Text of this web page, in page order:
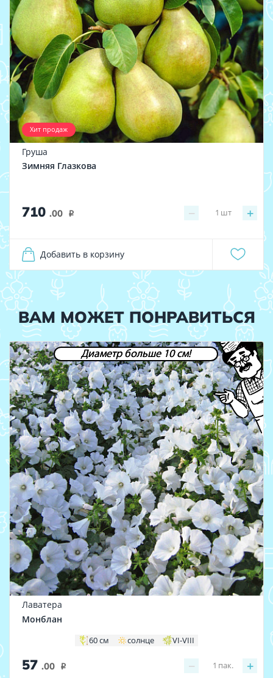
Хит продаж
Груша
Зимняя Глазкова
710 .00 i − +
1 шт
Добавить в корзину
ВАМ МОЖЕТ ПОНРАВИТЬСЯ
Диаметр больше 10 см!
Лаватера
Монблан
60 см солнце VI-VIII
57 .00 i − +
1 пак.